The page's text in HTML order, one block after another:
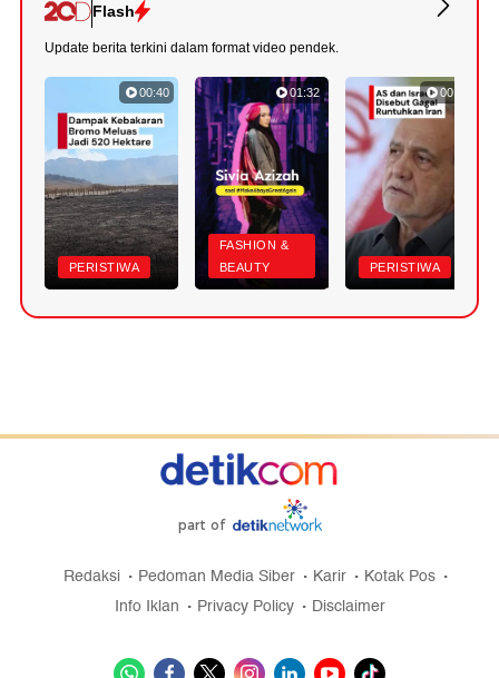
Flash
Update berita terkini dalam format video pendek.
00:40
PERISTIWA
01:32
FASHION &
BEAUTY
00:52
PERISTIWA
part of
Redaksi Pedoman Media Siber Karir
Kotak Pos
Info Iklan
Privacy Policy Disclaimer